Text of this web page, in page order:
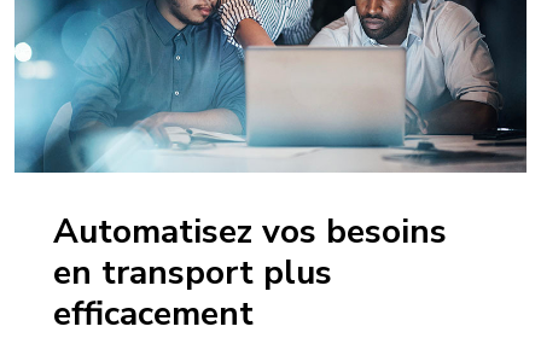
Automatisez vos besoins
en transport plus
efficacement